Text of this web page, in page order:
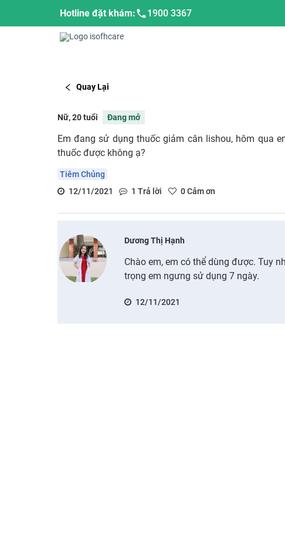
Hotline đặt khám: 1900 3367
Quay Lại
Nữ, 20 tuổi Đang mở
Em đang sử dụng thuốc giảm cân lishou, hôm qua
thuốc được không ạ?
Tiêm Chủng
12/11/2021
1 Trả lời 0Cảm ơn
Dương Thị Hạnh
Chào em, em có thể dùng được. Tuy
trọng em ngưng sử dụng 7 ngày.
12/11/2021